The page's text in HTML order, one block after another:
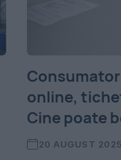
online,
Cine poate
20 AUGUST 2025